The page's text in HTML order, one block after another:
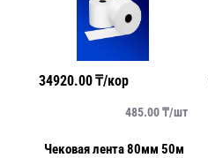
34920.00₸/кор
485.00₸/шт
Чековая лента 80мм 50м